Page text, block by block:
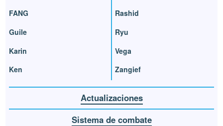
FANG
Guile
Karin
Ken
Rashid
Ryu
Vega
Zangief
Actualizaciones
Sistema de combate